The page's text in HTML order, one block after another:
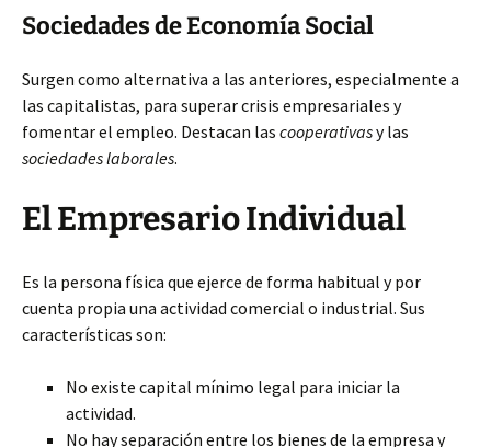
Sociedades de Economía Social
Surgen como alternativa a las anteriores, especialmente a
las capitalistas, para superar crisis empresariales y
fomentar el empleo. Destacan las cooperativasy las
sociedades laborales.
El Empresario Individual
Es la persona física que ejerce de forma habitual y por
cuenta propia una actividad comercial o industrial. Sus
características son:
No existe capital mínimo legal para iniciar la
actividad.
No hay separación entre los bienes de la empresa y